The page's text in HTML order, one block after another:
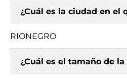
¿Cuál es la ciudad en el
RIONEGRO
¿Cuál es el tamaño de la